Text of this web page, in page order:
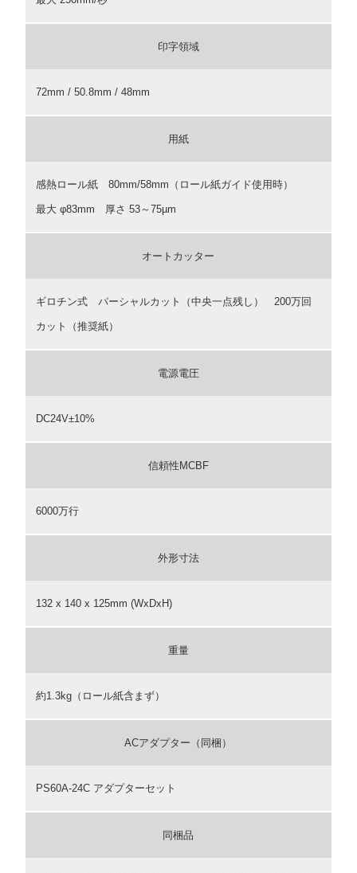
印字領域
72mm / 50.8mm / 48mm
用紙
感熱ロール紙 80mm/58mm（ロール紙ガイド使用時）
最大 φ83mm 厚さ 53～75µm
オートカッター
ギロチン式 パーシャルカット（中央一点残し） 200万回
カット（推奨紙）
電源電圧
DC24V±10%
信頼性MCBF
6000万行
外形寸法
132 x 140 x 125mm (WxDxH)
重量
約1.3kg（ロール紙含まず）
ACアダプター（同梱）
PS60A-24C アダプターセット
同梱品